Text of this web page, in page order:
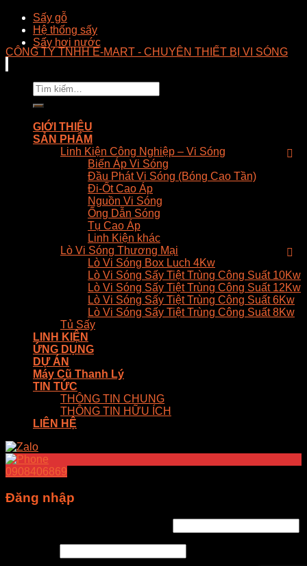
Sấy gỗ
Hệ thống sấy
Sấy hơi nước
CÔNG TY TNHH E-MART - CHUYÊN THIẾT BỊ VI SÓNG
Tìm
kiếm:
GIỚI THIỆU
SẢN PHẨM
Linh Kiện Công Nghiệp – Vi Sóng
Biến Áp Vi Sóng
Đầu Phát Vi Sóng (Bóng Cao Tần)
Đi-Ốt Cao Áp
Nguồn Vi Sóng
Ống Dẫn Sóng
Tụ Cao Áp
Linh Kiện khác
Lò Vi Sóng Thương Mại
Lò Vi Sóng Box Luch 4Kw
Lò Vi Sóng Sấy Tiệt Trùng Công Suất 10Kw
Lò Vi Sóng Sấy Tiệt Trùng Công Suất 12Kw
Lò Vi Sóng Sấy Tiệt Trùng Công Suất 6Kw
Lò Vi Sóng Sấy Tiệt Trùng Công Suất 8Kw
Tủ Sấy
LINH KIỆN
ỨNG DỤNG
DỰ ÁN
Máy Cũ Thanh Lý
TIN TỨC
THÔNG TIN CHUNG
THÔNG TIN HỮU ÍCH
LIÊN HỆ
0908406869
Đăng nhập